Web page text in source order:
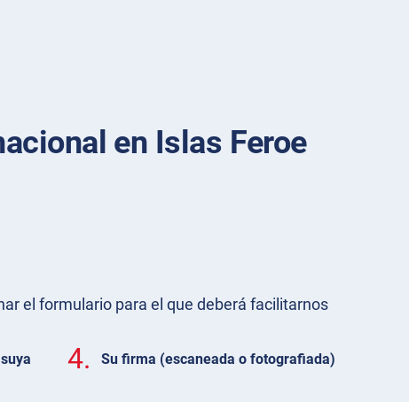
en Islas Feroe
el formulario para el que deberá facilitarnos
4. Su firma (escaneada o fotografiada)